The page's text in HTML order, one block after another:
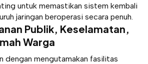
untuk memastikan sistem kembali
jaringan beroperasi secara penuh.
Publik, Keselamatan,
Warga
dengan mengutamakan fasilitas